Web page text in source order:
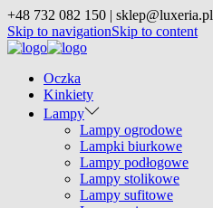
+48 732 082 150 | sklep@luxeria.pl
Skip to navigationSkip to content
Oczka
Kinkiety
Lampy
Lampy ogrodowe
Lampki biurkowe
Lampy podłogowe
Lampy stolikowe
Lampy sufitowe